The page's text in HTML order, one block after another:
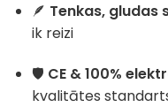
🪶 Tenkas, gludas
ik reizi
🛡️ CE & 100%
kvalitātes